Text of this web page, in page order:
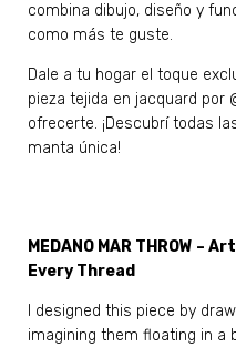
combina dibujo, diseño y
como más te guste.
Dale a tu hogar el toque
pieza tejida en jacquard por
ofrecerte. ¡Descubrí todas
manta única!
MEDANO MAR THROW –
Every Thread
I designed this piece by
imagining them floating in a